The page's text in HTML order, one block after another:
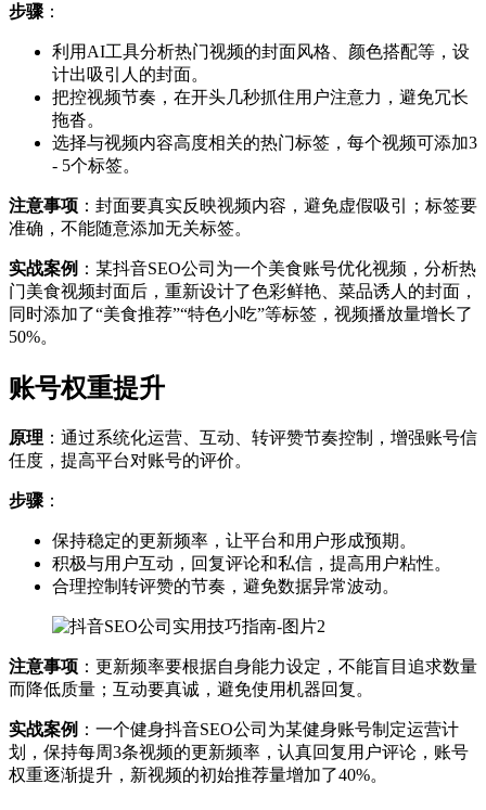
步骤 ：
利用AI工具分析热门视频的封面风格、颜色搭配等，设
计出吸引人的封面。
把控视频节奏，在开头几秒抓住用户注意力，避免冗长
拖沓。
选择与视频内容高度相关的热门标签，每个视频可添加3
- 5个标签。
注意事项 ：封面要真实反映视频内容，避免虚假吸引；标签要
准确，不能随意添加无关标签。
实战案例 ：某抖音SEO公司为一个美食账号优化视频，分析热
门美食视频封面后，重新设计了色彩鲜艳、菜品诱人的封面，
同时添加了“美食推荐”“特色小吃”等标签，视频播放量增长了
50%。
账号权重提升
原理 ：通过系统化运营、互动、转评赞节奏控制，增强账号信
任度，提高平台对账号的评价。
步骤 ：
保持稳定的更新频率，让平台和用户形成预期。
积极与用户互动，回复评论和私信，提高用户粘性。
合理控制转评赞的节奏，避免数据异常波动。
注意事项 ：更新频率要根据自身能力设定，不能盲目追求数量
而降低质量；互动要真诚，避免使用机器回复。
实战案例 ：一个健身抖音SEO公司为某健身账号制定运营计
划，保持每周3条视频的更新频率，认真回复用户评论，账号
权重逐渐提升，新视频的初始推荐量增加了40%。